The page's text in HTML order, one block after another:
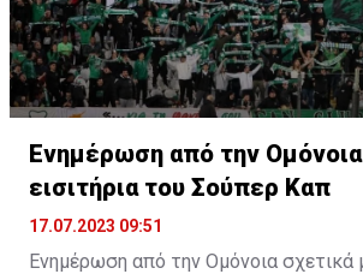
Ενημέρωση από την Ομόνοια
εισιτήρια του Σούπερ Καπ
17.07.2023 09:51
Ενημέρωση από την Ομόνοια σχετικά